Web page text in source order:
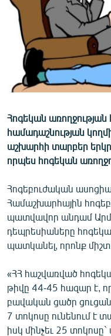
ՄԻՋԱԶԳԱՅԻՆ
ՄՇԱԿՈՒՅԹ
ՍՊՈՐՏ
ՄԵԿՆԱԲԱՆՈՒԹՅՈՒՆ
ՏՏ ԵՒ ԻՆՏԵՐՆԵՏ
ԿՈՐՈՆԱՎԻՐՈՒՍ
ԱՐԽԻՎ
ՏԵՍԱՆՅՈՒԹԵՐ
ՁԳՏԵԼՈՎ
ՓՈԴՔԱՍԹ
Հայերեն
English
Русский
ՀԵՏԵՎԵՔ ՄԵԶ
Հոգեկան
համադաշնության
աշխարհի տարբեր
որպես հոգեկան
Հոգեբուժական
Համաշխարհային
պատվավոր անդամ
դեպրեսիաները
պատկանել, որոնք
«ՀՀ հաշվառված
թիվը 44-45 հազար է,
բավական ցածր
7 տոկոսը ունենում է
իսկ մինչեւ 25